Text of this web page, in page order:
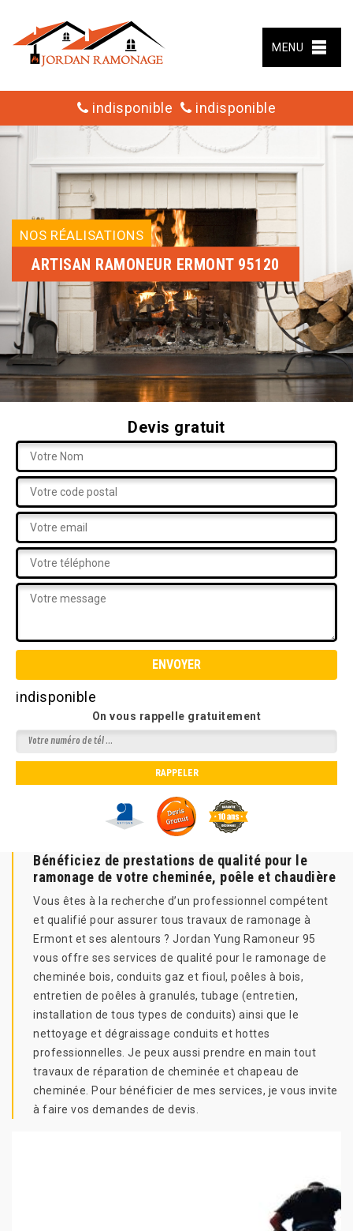
MENU
indisponible indisponible
NOS RÉALISATIONS
ARTISAN RAMONEUR ERMONT 95120
Devis gratuit
indisponible
On vous rappelle gratuitement
Bénéficiez de prestations de qualité pour le
ramonage de votre cheminée, poêle et chaudière
Vous êtes à la recherche d’un professionnel compétent
et qualifié pour assurer tous travaux de ramonage à
Ermont et ses alentours ? Jordan Yung Ramoneur 95
vous offre ses services de qualité pour le ramonage de
cheminée bois, conduits gaz et fioul, poêles à bois,
entretien de poêles à granulés, tubage (entretien,
installation de tous types de conduits) ainsi que le
nettoyage et dégraissage conduits et hottes
professionnelles. Je peux aussi prendre en main tout
travaux de réparation de cheminée et chapeau de
cheminée. Pour bénéficier de mes services, je vous invite
à faire vos demandes de devis.